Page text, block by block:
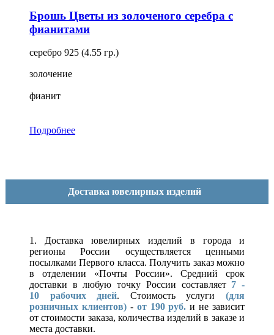
Брошь Цветы из золоченого серебра с
фианитами
серебро 925 (4.55 гр.)
золочение
фианит
Подробнее
Доставка ювелирных изделий
1. Доставка ювелирных изделий в города и
регионы России осуществляется ценными
посылками Первого класса. Получить заказ можно
в отделении «Почты России». Средний срок
доставки в любую точку России составляет 7 -
10 рабочих дней. Стоимость услуги(для
розничных клиентов)- от 190 руб. и не зависит
от стоимости заказа, количества изделий в заказе и
места доставки.